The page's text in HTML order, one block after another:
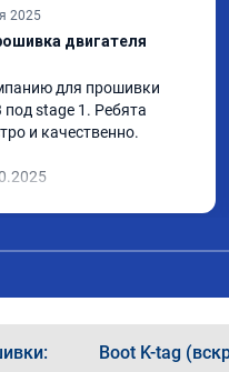
2025
двигателя
для прошивки
под stage 1. Ребята
и качественно.
Boot K-tag